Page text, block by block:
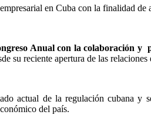
en Cuba con la finalidad de
Anual con la colaboración y
su reciente apertura de las
actual de la regulación cubana y
del país.